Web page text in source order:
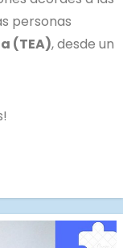
personas
(TEA), desde un